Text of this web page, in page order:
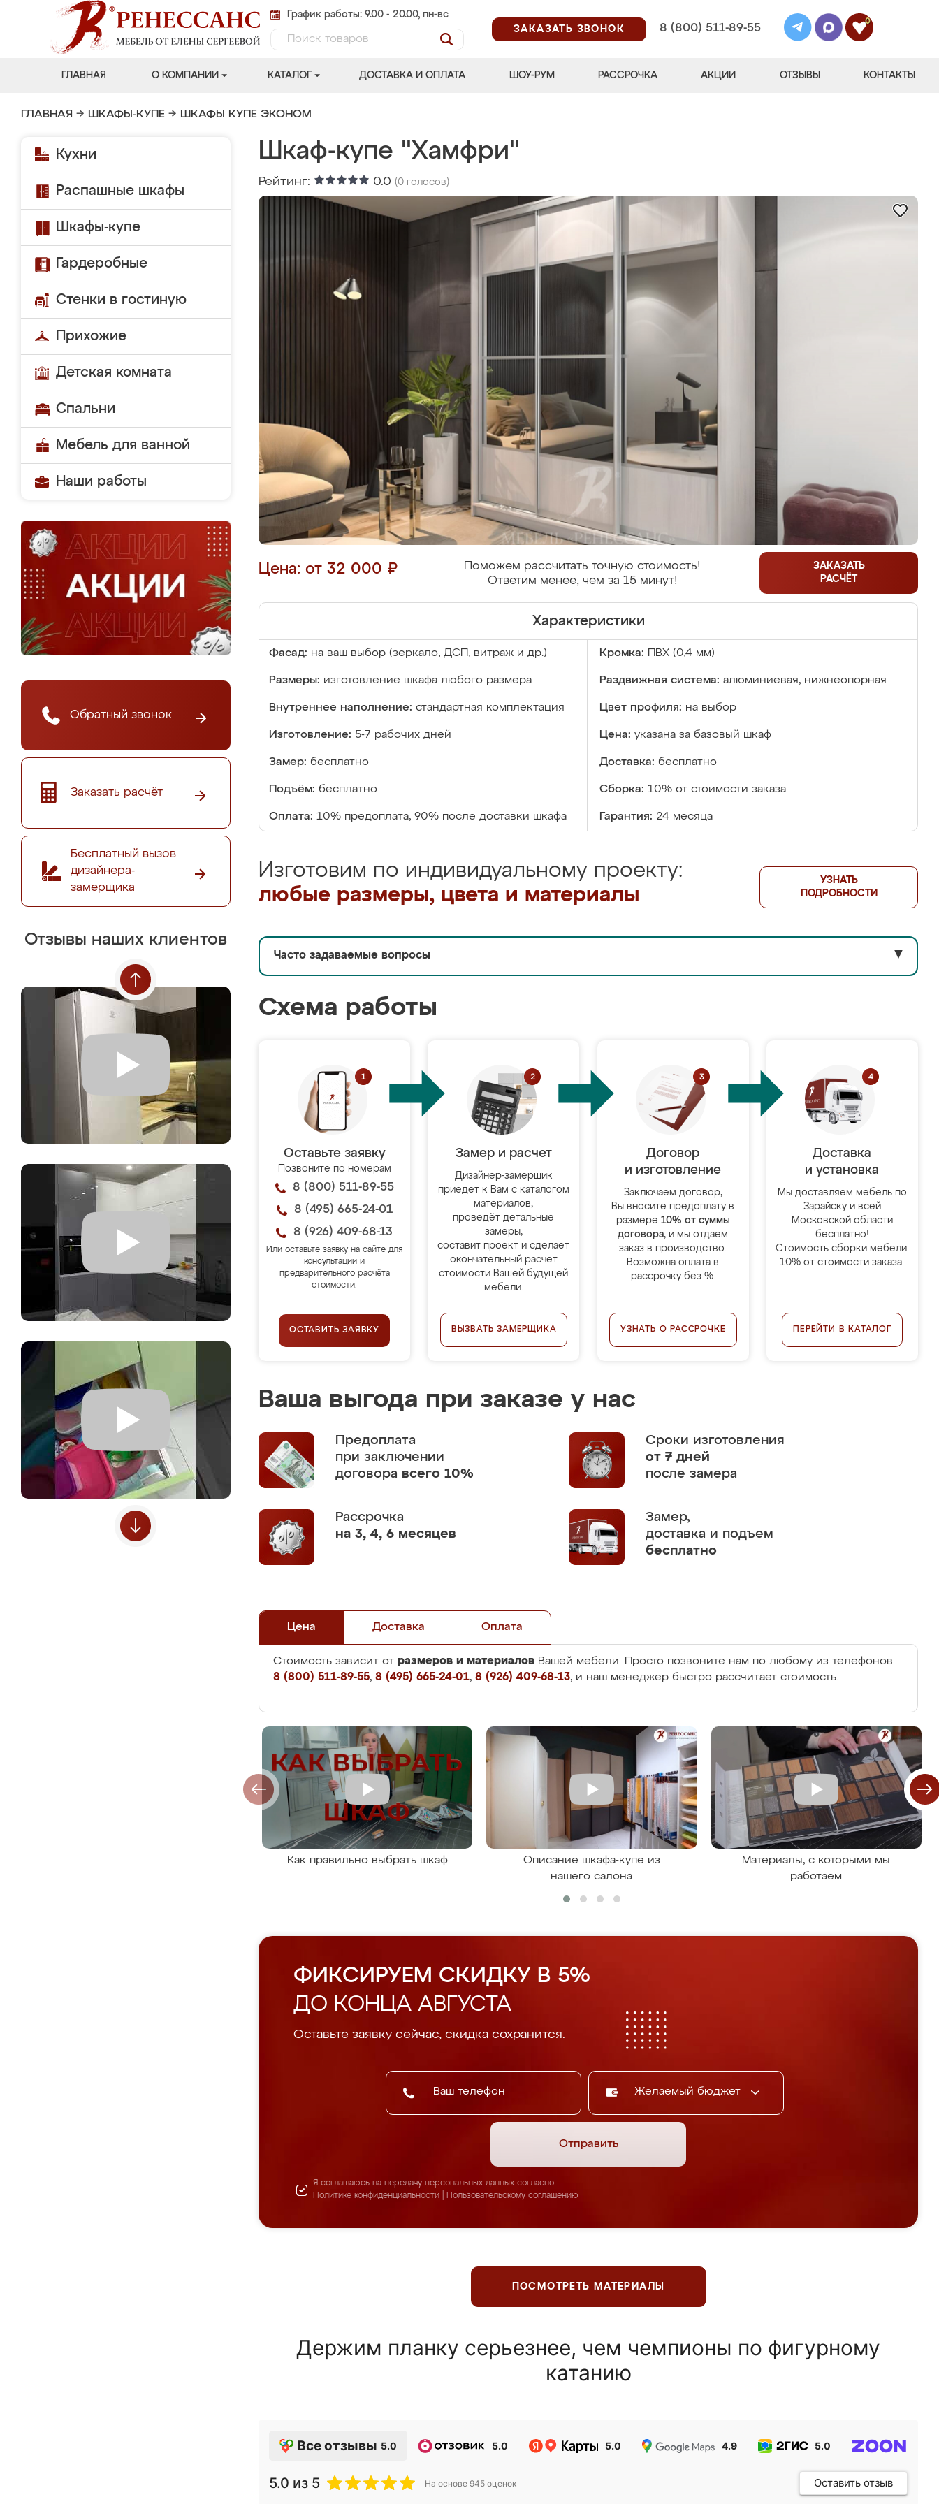
График работы: 9.00 - 20.00, пн-вс
ЗАКАЗАТЬ ЗВОНОК
8 (800) 511-89-55
0
ГЛАВНАЯ О КОМПАНИИ КАТАЛОГ ДОСТАВКА И ОПЛАТА ШОУ-РУМ РАССРОЧКА АКЦИИ ОТЗЫВЫ КОНТАКТЫ
ГЛАВНАЯ → ШКАФЫ-КУПЕ → ШКАФЫ КУПЕ ЭКОНОМ
Кухни
Распашные шкафы
Шкафы-купе
Гардеробные
Стенки в гостиную
Прихожие
Детская комната
Спальни
Мебель для ванной
Наши работы
Обратный звонок
Заказать расчёт
Бесплатный вызов
дизайнера-
замерщика
Отзывы наших клиентов
Шкаф-купе "Хамфри"
Рейтинг: 0.0 (0 голосов)
Цена: от 32 000 ₽
Поможем рассчитать точную стоимость!
Ответим менее, чем за 15 минут!
ЗАКАЗАТЬ
РАСЧЁТ
Характеристики
Фасад: на ваш выбор (зеркало, ДСП, витраж и др.) Кромка: ПВХ (0,4 мм)
Размеры: изготовление шкафа любого размера Раздвижная система: алюминиевая, нижнеопорная
Внутреннее наполнение: стандартная комплектация Цвет профиля: на выбор
Изготовление: 5-7 рабочих дней Цена: указана за базовый шкаф
Замер: бесплатно Доставка: бесплатно
Подъём: бесплатно Сборка: 10% от стоимости заказа
Оплата: 10% предоплата, 90% после доставки шкафа Гарантия: 24 месяца
Изготовим по индивидуальному проекту:
любые размеры, цвета и материалы
УЗНАТЬ
ПОДРОБНОСТИ
Часто задаваемые вопросы ▼
Схема работы
Оставьте заявку
Позвоните по номерам
8 (800) 511-89-55
8 (495) 665-24-01
8 (926) 409-68-13
Или оставьте заявку на сайте для
консультации и
предварительного расчёта
стоимости.
ОСТАВИТЬ ЗАЯВКУ
Замер и расчет
Дизайнер-замерщик
приедет к Вам с каталогом
материалов,
проведёт детальные
замеры,
составит проект и сделает
окончательный расчёт
стоимости Вашей будущей
мебели.
ВЫЗВАТЬ ЗАМЕРЩИКА
Договор
и изготовление
Заключаем договор,
Вы вносите предоплату в
размере 10% от суммы
договора, и мы отдаём
заказ в производство.
Возможна оплата в
рассрочку без %.
УЗНАТЬ О РАССРОЧКЕ
Доставка
и установка
Мы доставляем мебель по
Зарайску и всей
Московской области
бесплатно!
Стоимость сборки мебели:
10% от стоимости заказа.
ПЕРЕЙТИ В КАТАЛОГ
Ваша выгода при заказе у нас
Предоплата
при заключении
договора всего 10%
Сроки изготовления
от 7 дней
после замера
Рассрочка
на 3, 4, 6 месяцев
Замер,
доставка и подъем
бесплатно
Цена Доставка Оплата
Стоимость зависит от размеров и материалов Вашей мебели. Просто позвоните нам по любому из телефонов:
8 (800) 511-89-55, 8 (495) 665-24-01, 8 (926) 409-68-13, и наш менеджер быстро рассчитает стоимость.
Как правильно выбрать шкаф
Описание шкафа-купе из
нашего салона
Материалы, с которыми мы
работаем
ФИКСИРУЕМ СКИДКУ В 5%
ДО КОНЦА АВГУСТА
Оставьте заявку сейчас, скидка сохранится.
Желаемый бюджет
Отправить
Я соглашаюсь на передачу персональных данных согласно
Политике конфиденциальности
Пользовательскому соглашению
ПОСМОТРЕТЬ МАТЕРИАЛЫ
Держим планку серьезнее, чем чемпионы по фигурному
катанию
Все отзывы 5.0 5.0 5.0 4.9 5.0
5.0 из 5 На основе 945 оценок Оставить отзыв